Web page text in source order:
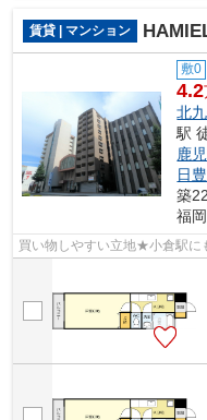
賃貸 | マンション
敷0
4.2
北
駅
鹿
日
築
福
買い物しやすい立地★小倉駅